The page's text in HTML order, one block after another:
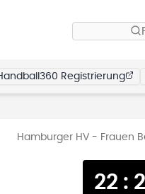
Registrierung
Hamburger HV - Frauen
22 :